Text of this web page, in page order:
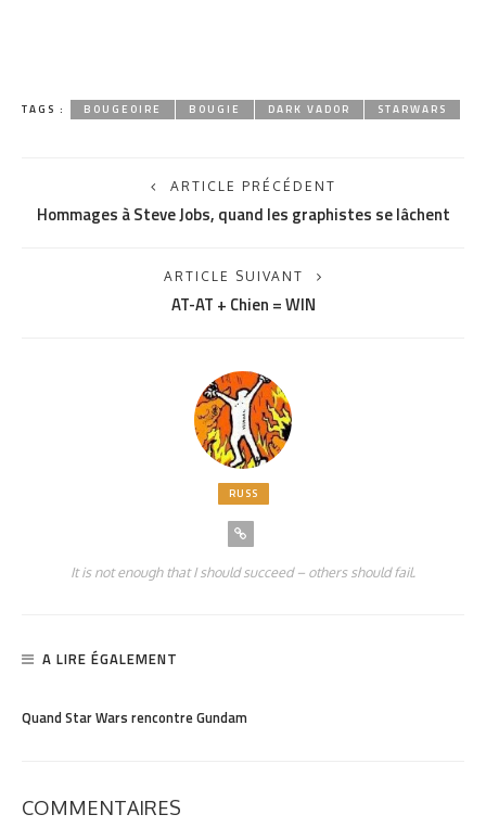
TAGS : BOUGEOIRE BOUGIE DARK VADOR STARWARS
ARTICLE PRÉCÉDENT
Hommages à Steve Jobs, quand les graphistes se lâchent
ARTICLE SUIVANT
AT-AT + Chien = WIN
RUSS
It is not enough that I should succeed – others should fail.
A LIRE ÉGALEMENT
Quand Star Wars rencontre Gundam
COMMENTAIRES